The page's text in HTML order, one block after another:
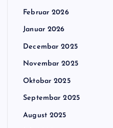
Februar 2026
Januar 2026
Decembar 2025
Novembar 2025
Oktobar 2025
Septembar 2025
August 2025